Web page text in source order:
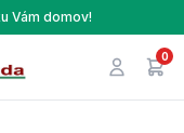
Vám domov!
0
v